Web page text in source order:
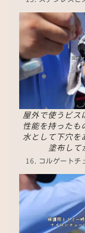
屋外で使うビス
性能を持ったも
水として下穴を
塗布して
コルゲートチ